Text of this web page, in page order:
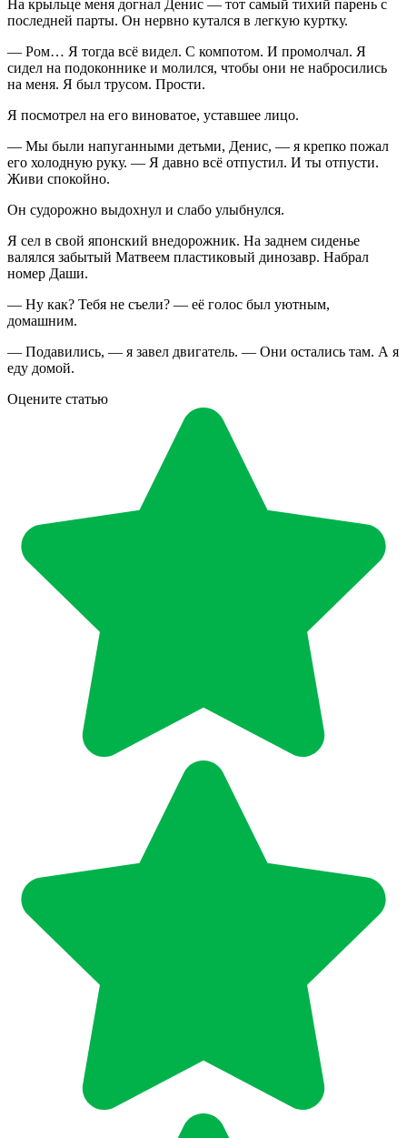
На крыльце меня догнал Денис — тот самый тихий парень с
последней парты. Он нервно кутался в легкую куртку.
— Ром… Я тогда всё видел. С компотом. И промолчал. Я
сидел на подоконнике и молился, чтобы они не набросились
на меня. Я был трусом. Прости.
Я посмотрел на его виноватое, уставшее лицо.
— Мы были напуганными детьми, Денис, — я крепко пожал
его холодную руку. — Я давно всё отпустил. И ты отпусти.
Живи спокойно.
Он судорожно выдохнул и слабо улыбнулся.
Я сел в свой японский внедорожник. На заднем сиденье
валялся забытый Матвеем пластиковый динозавр. Набрал
номер Даши.
— Ну как? Тебя не съели? — её голос был уютным,
домашним.
— Подавились, — я завел двигатель. — Они остались там. А я
еду домой.
Оцените статью